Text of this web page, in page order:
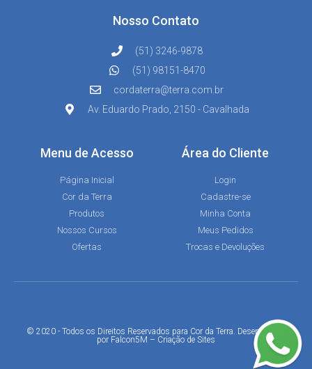
Nosso Contato
(51) 3246-9878
(51) 98151-8470
cordaterra@terra.com.br
Av. Eduardo Prado, 2150 - Cavalhada
Menu de Acesso
Página Inicial
Cor da Terra
Produtos
Nossos Cursos
Ofertas
Área do Cliente
Login
Cadastre-se
Minha Conta
Meus Pedidos
Trocas e Devoluções
© 2020 - Todos os Direitos Reservados para Cor da Terra. Desenvolvido
por Falcon5M – Criação de Sites